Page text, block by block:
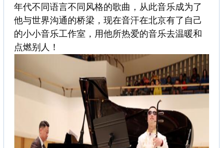
年代不同语言不同风格的歌曲，从此音乐成为了
他与世界沟通的桥梁，现在音汗在北京有了自己
的小小音乐工作室，用他所热爱的音乐去温暖和
点燃别人！